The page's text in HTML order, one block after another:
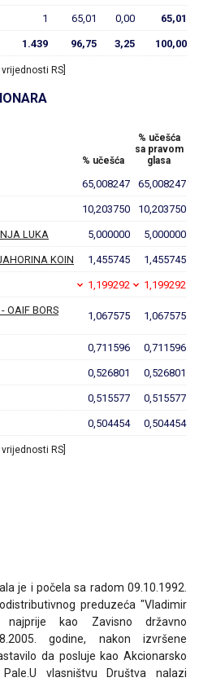
1 65,01 0,00 65,01
1.439 96,75 3,25 100,00
RS]
% učešća
% učešća
sa pravom
glasa
65,008247 65,008247
10,203750 10,203750
LUKA 5,000000 5,000000
KOIN 1,455745 1,455745
1,199292 1,199292
OAIF BORS
1,067575 1,067575
0,711596 0,711596
0,526801 0,526801
0,515577 0,515577
0,504454 0,504454
RS]
je i počela sa radom 09.10.1992.
preduzeća "Vladimir
najprije kao Zavisno državno
godine, nakon izvršene
da posluje kao Akcionarsko
vlasništvu Društva nalazi